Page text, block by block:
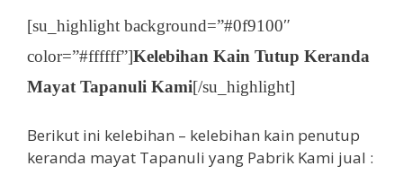
[su_highlight background=”#0f9100″
color=”#ffffff”]Kelebihan Kain Tutup Keranda
Mayat Tapanuli Kami[/su_highlight]
Berikut ini kelebihan – kelebihan kain penutup
keranda mayat Tapanuli yang Pabrik Kami jual :